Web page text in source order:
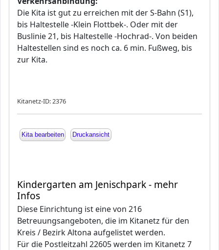
Die Kita ist gut zu erreichen mit der S-Bahn (S1),
bis Haltestelle -Klein Flottbek-. Oder mit der
Buslinie 21, bis Haltestelle -Hochrad-. Von beiden
Haltestellen sind es noch ca. 6 min. Fußweg, bis
zur Kita.
Kitanetz-ID: 2376
Kita bearbeiten Druckansicht
Kindergarten am Jenischpark - mehr
Infos
Diese Einrichtung ist eine von 216
Betreuungsangeboten, die im Kitanetz für den
Kreis / Bezirk Altona aufgelistet werden.
Für die Postleitzahl 22605 werden im Kitanetz 7